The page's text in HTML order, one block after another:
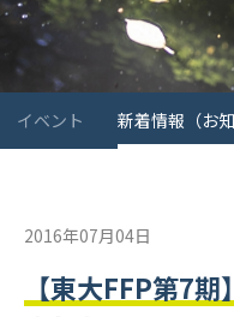
イベント 新着情報（お知
2016年07月04日
【東大FFP第7